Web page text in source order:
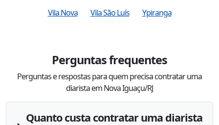
Vila Nova
Vila São Luís Ypiranga
Perguntas frequentes
Perguntas e respostas para quem precisa contratar uma
diarista em Nova Iguaçu/RJ
Quanto custa contratar uma diarista